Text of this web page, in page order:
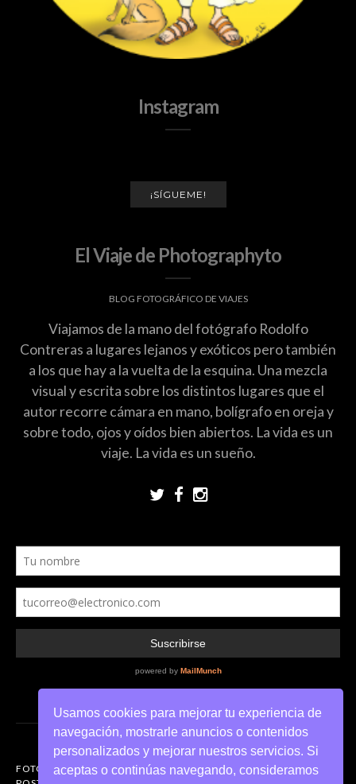
Instagram
¡SÍGUEME!
El Viaje de Photographyto
BLOG FOTOGRÁFICO DE VIAJES
Viajamos de la mano del fotógrafo Rodolfo
Contreras a lugares lejanos y exóticos pero también
a los que hay a la vuelta de la esquina. Una mezcla
visual y escrita sobre los distintos lugares que el
autor recorre cámara en mano, bolígrafo en oreja y
sobre todo, ojos y oídos bien abiertos. La vida es un
viaje. La vida es un sueño.
FOTOGRAFIANDO
Usamos cookies para mejorar tu experiencia de
navegación, mostrarle anuncios o contenidos
personalizados y mejorar nuestros servicios. Si
aceptas o continúas navegando, consideramos